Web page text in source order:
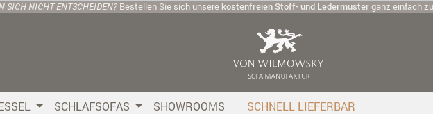
SICH NICHT ENTSCHEIDEN? Bestellen Sie sich unsere kostenfreien Stoff- und Ledermusterganz einfach
SCHLAFSOFAS SHOWROOMS SCHNELL LIEFERBAR